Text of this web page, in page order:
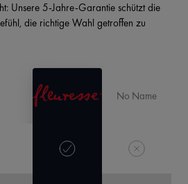
No Name
Unsere 5-Jahre-Garantie schützt die
die richtige Wahl getroffen zu